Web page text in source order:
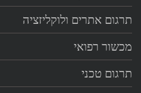
תרגום אתרים ולוקליזציה
מכשור רפואי
תרגום טכני